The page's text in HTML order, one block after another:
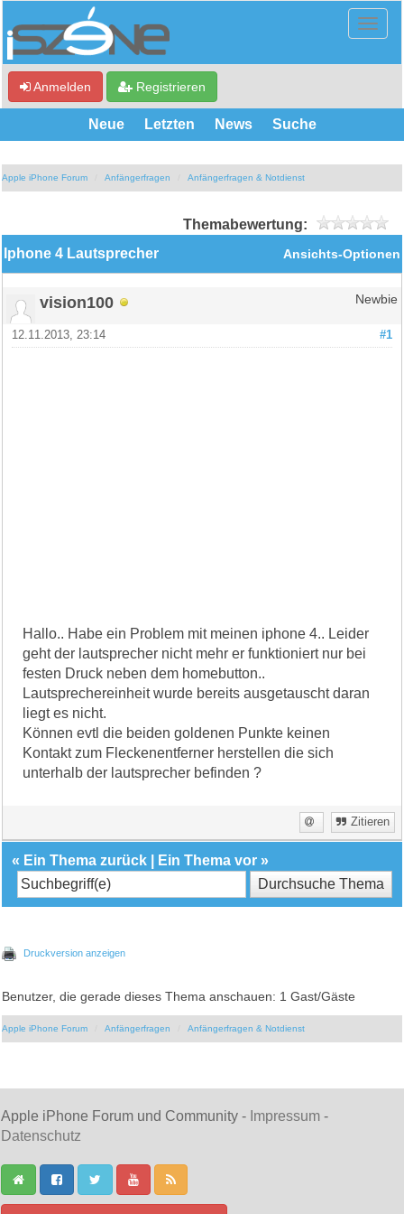
Anmelden Registrieren
Neue Letzten News Suche
Apple iPhone Forum Anfängerfragen Anfängerfragen & Notdienst
Themabewertung:
Ansichts-Optionen
Iphone 4 Lautsprecher
vision100 Newbie
#1
12.11.2013, 23:14
Hallo.. Habe ein Problem mit meinen iphone 4.. Leider
geht der lautsprecher nicht mehr er funktioniert nur bei
festen Druck neben dem homebutton..
Lautsprechereinheit wurde bereits ausgetauscht daran
liegt es nicht.
Können evtl die beiden goldenen Punkte keinen
Kontakt zum Fleckenentferner herstellen die sich
unterhalb der lautsprecher befinden ?
Zitieren
« Ein Thema zurück Ein Thema vor »
Druckversion anzeigen
Benutzer, die gerade dieses Thema anschauen: 1 Gast/Gäste
Apple iPhone Forum Anfängerfragen Anfängerfragen & Notdienst
Apple iPhone Forum und Community - Impressum -
Datenschutz